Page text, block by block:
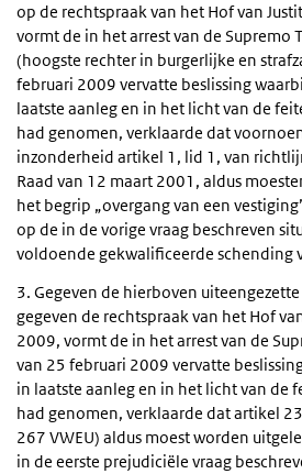
op de rechtspraak van het Hof van
vormt de in het arrest van de Supremo
(hoogste rechter in burgerlijke en
februari 2009 vervatte beslissing
laatste aanleg en in het licht van de
had genomen, verklaarde dat
inzonderheid artikel 1, lid 1, van
Raad van 12 maart 2001, aldus
het begrip „overgang van een
op de in de vorige vraag beschreven
voldoende gekwalificeerde schending
3. Gegeven de hierboven
gegeven de rechtspraak van het Hof
2009, vormt de in het arrest van de
van 25 februari 2009 vervatte
in laatste aanleg en in het licht van de
had genomen, verklaarde dat artikel
267 VWEU) aldus moest worden
in de eerste prejudiciële vraag